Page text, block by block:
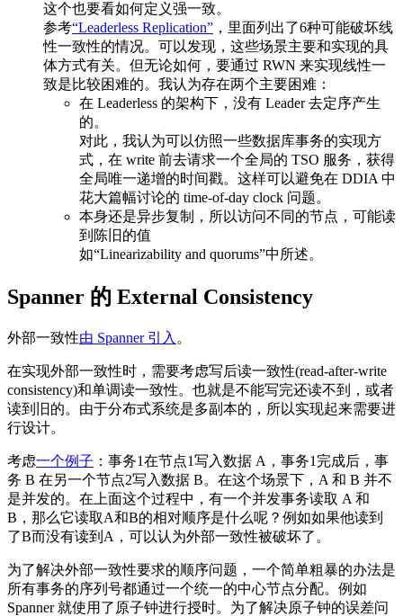
这个也要看如何定义强一致。
参考“Leaderless Replication” ，里面列出了6种可能破坏线
性一致性的情况。可以发现，这些场景主要和实现的具
体方式有关。但无论如何，要通过 RWN 来实现线性一
致是比较困难的。我认为存在两个主要困难：
在 Leaderless 的架构下，没有 Leader 去定序产生
的。
对此，我认为可以仿照一些数据库事务的实现方
式，在 write 前去请求一个全局的 TSO 服务，获得
全局唯一递增的时间戳。这样可以避免在 DDIA 中
花大篇幅讨论的 time-of-day clock 问题。
本身还是异步复制，所以访问不同的节点，可能读
到陈旧的值
如“Linearizability and quorums”中所述。
Spanner 的 External Consistency
外部一致性由 Spanner 引入 。
在实现外部一致性时，需要考虑写后读一致性(read-after-write
consistency)和单调读一致性。也就是不能写完还读不到，或者
读到旧的。由于分布式系统是多副本的，所以实现起来需要进
行设计。
考虑一个例子 ：事务1在节点1写入数据 A，事务1完成后，事
务 B 在另一个节点2写入数据 B。在这个场景下，A 和 B 并不
是并发的。在上面这个过程中，有一个并发事务读取 A 和
B，那么它读取A和B的相对顺序是什么呢？例如如果他读到
了B而没有读到A，可以认为外部一致性被破坏了。
为了解决外部一致性要求的顺序问题，一个简单粗暴的办法是
所有事务的序列号都通过一个统一的中心节点分配。例如
Spanner 就使用了原子钟进行授时。为了解决原子钟的误差问